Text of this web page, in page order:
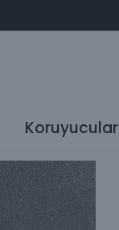
Koruyucular